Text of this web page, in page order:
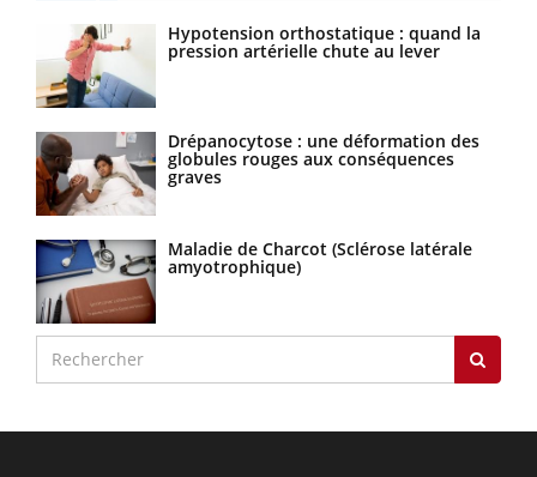
Hypotension orthostatique : quand la
pression artérielle chute au lever
Drépanocytose : une déformation des
globules rouges aux conséquences
graves
Maladie de Charcot (Sclérose latérale
amyotrophique)